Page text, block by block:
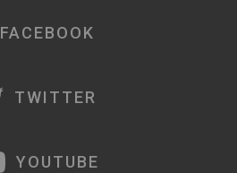
FACEBOOK
TWITTER
YOUTUBE